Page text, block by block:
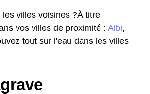
villes voisines ?À titre
vos villes de proximité : Albi,
tout sur l'eau dans les villes